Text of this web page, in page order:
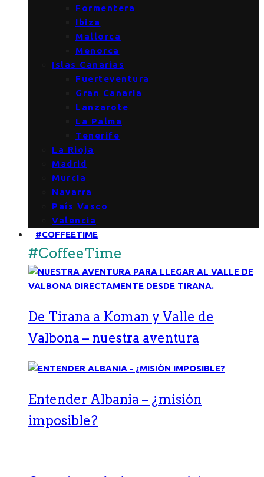
Formentera
Ibiza
Mallorca
Menorca
Islas Canarias
Fuerteventura
Gran Canaria
Lanzarote
La Palma
Tenerife
La Rioja
Madrid
Murcia
Navarra
País Vasco
Valencia
#COFFEETIME
#CoffeeTime
De Tirana a Koman y Valle de
Valbona – nuestra aventura
Entender Albania – ¿misión
imposible?